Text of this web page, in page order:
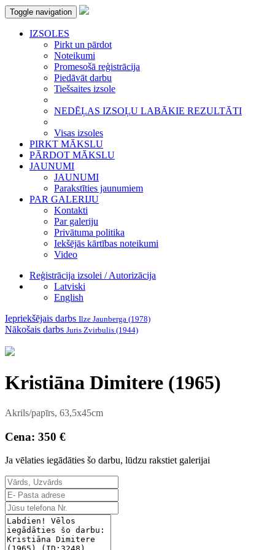
Toggle navigation
IZSOLES
Pirkt un pārdot
Noteikumi
Promesošā reģistrācija
Piedāvāt darbu
Tiešsaites izsole
NEDĒĻAS IZSOĻU LABĀKIE REZULTĀTI
Visas izsoles
PIRKT MĀKSLU
PĀRDOT MĀKSLU
JAUNUMI
JAUNUMI
Parakstīties jaunumiem
PAR GALERIJU
Kontakti
Par galeriju
Privātuma politika
Iekšējās kārtības noteikumi
Video
Reģistrācija izsolei / Autorizācija
Latviski
English
Iepriekšējais darbs Ilze Jaunberga (1978)
Nākošais darbs Juris Zvirbulis (1944)
Kristiāna Dimitere (1965)
Akrils/papīrs, 63,5x45cm
Cena: 350 €
Ja vēlaties iegādāties šo darbu, lūdzu rakstiet galerijai